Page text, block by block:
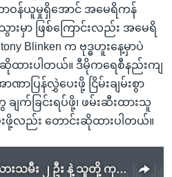
ဝန်ယူမှုရှိအောင် အမေရိကန်
မှာ ဖြစ်ကြောင်းလည်း အမေရိ
Blinken က ဗုဒ္ဓဟူးနေ့မှာပဲ
ဆိုထားပါတယ်။ ဒီမိုကရေစီနည်းကျ
ာပြန်လွှဲပေးဖို့ ငြိမ်းချမ်းစွာ
ျက်ခြင်းရပ်ဖို့၊ ဖမ်းဆီးထားသူ
ဖို့လည်း တောင်းဆိုထားပါတယ်။
ကာချုပ်မင်းအောင်လှိုင် သားသမီး ၂ ဦး နဲ့ သူတို့ ကုမ္ပဏီတွေ ကန်ဒဏ်ခတ်ပိတ်ဆို့